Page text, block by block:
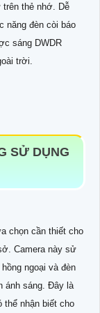
thẻ nhớ. Dễ
năng đèn còi báo
sáng DWDR
trời.
SỬ DỤNG
chọn cần thiết cho
Camera này sử
ngoại và đèn
ánh sáng. Đây là
thể nhận biết cho